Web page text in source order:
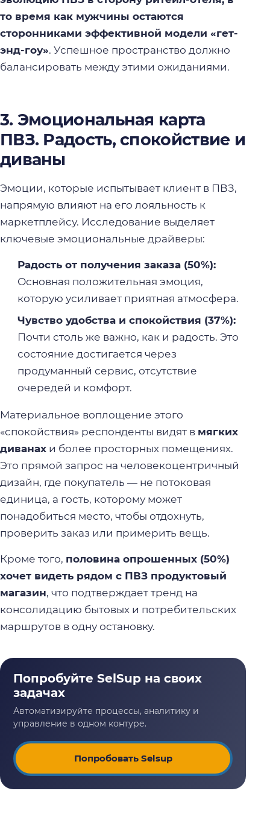
то время как мужчины остаются
сторонниками эффективной модели «гет-
энд-гоу». Успешное пространство должно
балансировать между этими ожиданиями.
3. Эмоциональная карта
ПВЗ. Радость, спокойствие и
диваны
Эмоции, которые испытывает клиент в ПВЗ,
напрямую влияют на его лояльность к
маркетплейсу. Исследование выделяет
ключевые эмоциональные драйверы:
Радость от получения заказа (50%):
Основная положительная эмоция,
которую усиливает приятная атмосфера.
Чувство удобства и спокойствия (37%):
Почти столь же важно, как и радость. Это
состояние достигается через
продуманный сервис, отсутствие
очередей и комфорт.
Материальное воплощение этого
«спокойствия» респонденты видят в мягких
диванах и более просторных помещениях.
Это прямой запрос на человекоцентричный
дизайн, где покупатель — не потоковая
единица, а гость, которому может
понадобиться место, чтобы отдохнуть,
проверить заказ или примерить вещь.
Кроме того, половина опрошенных (50%)
хочет видеть рядом с ПВЗ продуктовый
магазин, что подтверждает тренд на
консолидацию бытовых и потребительских
маршрутов в одну остановку.
Попробовать Selsup